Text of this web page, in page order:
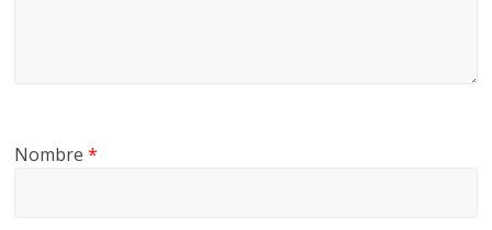
Nombre*